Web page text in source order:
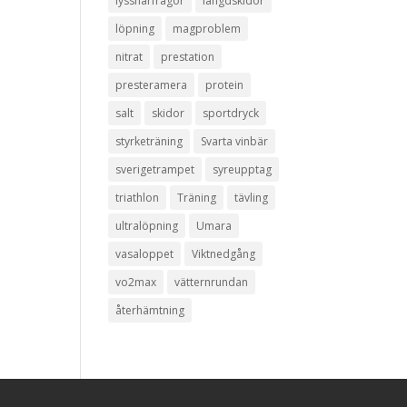
löpning
magproblem
nitrat
prestation
presteramera
protein
salt
skidor
sportdryck
styrketräning
Svarta vinbär
sverigetrampet
syreupptag
triathlon
Träning
tävling
ultralöpning
Umara
vasaloppet
Viktnedgång
vo2max
vätternrundan
återhämtning